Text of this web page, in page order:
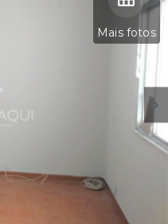
Mais fotos